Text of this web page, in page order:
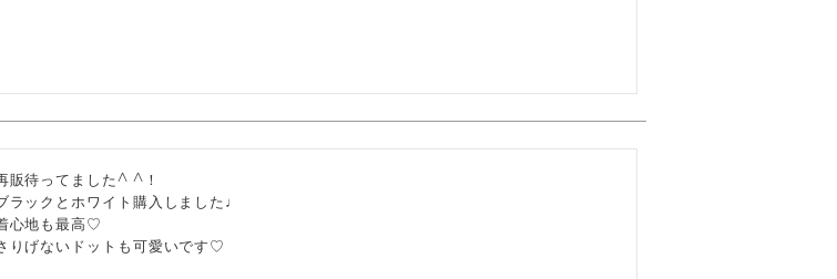
販待ってました^ ^！
ラックとホワイト購入しました♩
心地も最高♡
りげないドットも可愛いです♡